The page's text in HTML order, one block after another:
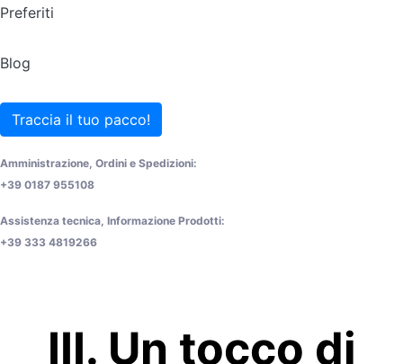
Preferiti
Blog
Traccia il tuo pacco!
Amministrazione, Ordini e Spedizioni:
+39 0187 955108
Assistenza tecnica, Informazione Prodotti:
+39 333 4819266
III. Un tocco di